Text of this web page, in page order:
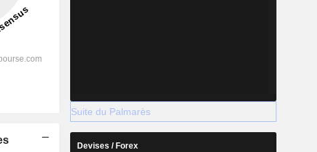
Suite du Palmarès
Devises / Forex